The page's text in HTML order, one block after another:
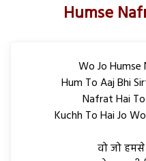
Humse
Wo Jo
Hum To Aaj Bhi
Nafrat Hai
Kuchh To Hai Jo
वो जो